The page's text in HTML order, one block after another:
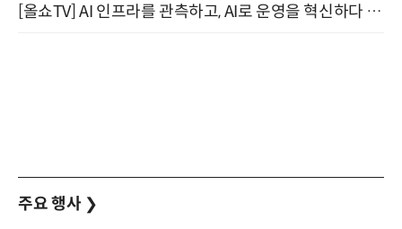
[올쇼TV] AI 인프라를 관측하고, AI로 운영을 혁신하다 (8월 11일 생방송)
주요 행사 ❯